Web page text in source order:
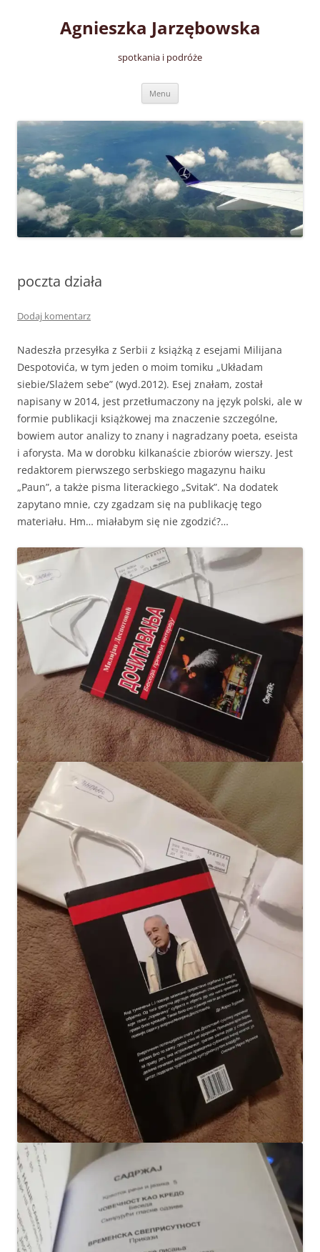
Agnieszka Jarzębowska
spotkania i podróże
Menu
poczta działa
Dodaj komentarz
Nadeszła przesyłka z Serbii z książką z esejami Milijana
Despotovića, w tym jeden o moim tomiku „Układam
siebie/Slażem sebe” (wyd.2012). Esej znałam, został
napisany w 2014, jest przetłumaczony na język polski, ale w
formie publikacji książkowej ma znaczenie szczególne,
bowiem autor analizy to znany i nagradzany poeta, eseista
i aforysta. Ma w dorobku kilkanaście zbiorów wierszy. Jest
redaktorem pierwszego serbskiego magazynu haiku
„Paun”, a także pisma literackiego „Svitak”. Na dodatek
zapytano mnie, czy zgadzam się na publikację tego
materiału. Hm… miałabym się nie zgodzić?…